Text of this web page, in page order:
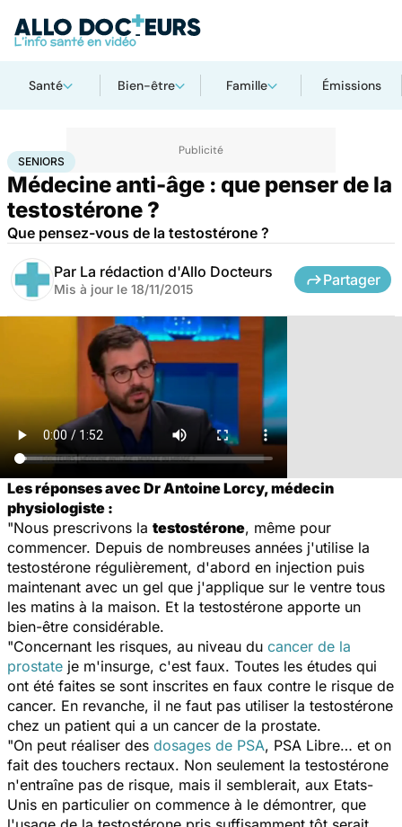
Santé Bien-être Famille Émissions
AccueilSanté
SENIORS
Médecine anti-âge : que penser de la
testostérone ?
Que pensez-vous de la testostérone ?
Par La rédaction d'Allo Docteurs
Mis à jour le 18/11/2015
Partager
Les réponses avec Dr Antoine Lorcy, médecin
physiologiste :
"Nous prescrivons la testostérone, même pour
commencer. Depuis de nombreuses années j'utilise la
testostérone régulièrement, d'abord en injection puis
maintenant avec un gel que j'applique sur le ventre tous
les matins à la maison. Et la testostérone apporte un
bien-être considérable.
"Concernant les risques, au niveau du cancer de la
prostate je m'insurge, c'est faux. Toutes les études qui
ont été faites se sont inscrites en faux contre le risque de
cancer. En revanche, il ne faut pas utiliser la testostérone
chez un patient qui a un cancer de la prostate.
"On peut réaliser des dosages de PSA, PSA Libre… et on
fait des touchers rectaux. Non seulement la testostérone
n'entraîne pas de risque, mais il semblerait, aux Etats-
Unis en particulier on commence à le démontrer, que